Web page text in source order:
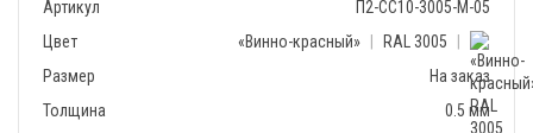
Артикул
П2-СС10-3005-М-05
Цвет
«Винно-красный» RAL 3005
Размер
На заказ
Толщина
0.5 мм